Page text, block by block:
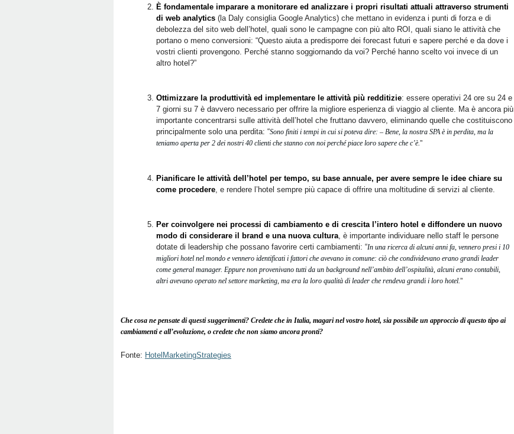
È fondamentale imparare a monitorare ed analizzare i propri risultati attuali attraverso strumenti
di web analytics (la Daly consiglia Google Analytics) che mettano in evidenza i punti di forza e di
debolezza del sito web dell’hotel, quali sono le campagne con più alto ROI, quali siano le attività che
portano o meno conversioni: “Questo aiuta a predisporre dei forecast futuri e sapere perché e da dove i
vostri clienti provengono. Perché stanno soggiornando da voi? Perché hanno scelto voi invece di un
altro hotel?”
Ottimizzare la produttività ed implementare le attività più redditizie: essere operativi 24 ore su 24 e
7 giorni su 7 è davvero necessario per offrire la migliore esperienza di viaggio al cliente. Ma è ancora più
importante concentrarsi sulle attività dell’hotel che fruttano davvero, eliminando quelle che costituiscono
principalmente solo una perdita: “Sono finiti i tempi in cui si poteva dire: – Bene, la nostra SPA è in perdita, ma la
teniamo aperta per 2 dei nostri 40 clienti che stanno con noi perché piace loro sapere che c’è.”
Pianificare le attività dell’hotel per tempo, su base annuale, per avere sempre le idee chiare su
come procedere, e rendere l’hotel sempre più capace di offrire una moltitudine di servizi al cliente.
Per coinvolgere nei processi di cambiamento e di crescita l’intero hotel e diffondere un nuovo
modo di considerare il brand e una nuova cultura, è importante individuare nello staff le persone
dotate di leadership che possano favorire certi cambiamenti: “In una ricerca di alcuni anni fa, vennero presi i 10
migliori hotel nel mondo e vennero identificati i fattori che avevano in comune: ciò che condividevano erano grandi leader
come general manager. Eppure non provenivano tutti da un background nell’ambito dell’ospitalità, alcuni erano contabili,
altri avevano operato nel settore marketing, ma era la loro qualità di leader che rendeva grandi i loro hotel.”
Che cosa ne pensate di questi suggerimenti? Credete che in Italia, magari nel vostro hotel, sia possibile un approccio di questo tipo ai
cambiamenti e all’evoluzione, o credete che non siamo ancora pronti?
Fonte: HotelMarketingStrategies